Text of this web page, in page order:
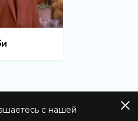
с нашей